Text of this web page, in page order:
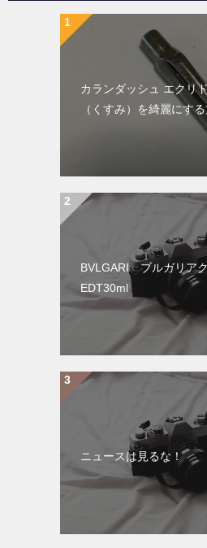
カランダッシュ エクリ
（くすみ）を綺麗にする
BVLGARI ブルガリア
EDT30ml
ニュースは見るな！